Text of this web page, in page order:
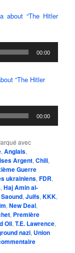
about “The Hitler
00:00
“The Hitler
00:00
avec
,Anglais,
Argent,Chili,
Guerre
ukrainiens,FDR,
,Haj Amin al-
,Juifs,KKK,
,New Deal,
, Première
Oil,T.E. Lawrence,
nazi, Union